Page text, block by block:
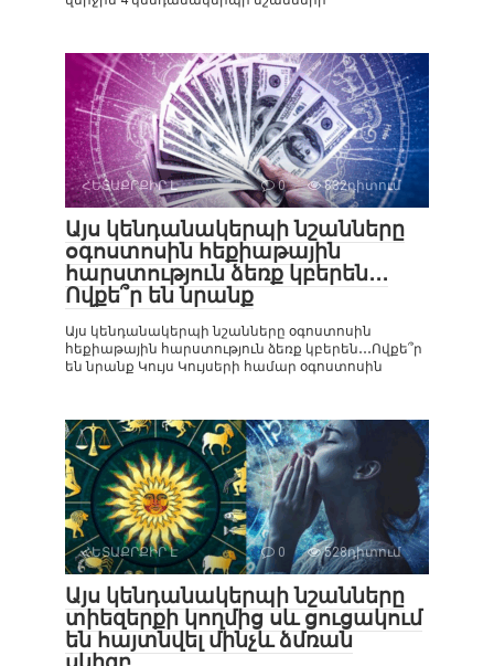
ՀԵՏԱՔՐՔԻՐ Է 0 832դիտում
Այս կենդանակերպի նշանները
օգոստոսին հեքիաթային
հարստություն ձեռք կբերեն․․․
Ովքե՞ր են նրանք
Այս կենդանակերպի նշանները օգոստոսին
հեքիաթային հարստություն ձեռք կբերեն․․․Ովքե՞ր
են նրանք Կույս Կույսերի համար օգոստոսին
ՀԵՏԱՔՐՔԻՐ Է 0 528դիտում
Այս կենդանակերպի նշանները
տիեզերքի կողմից սև ցուցակում
են հայտնվել մինչև ձմռան